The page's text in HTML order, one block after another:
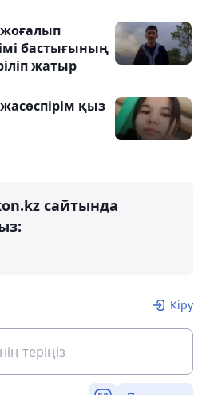
бастығының
жатыр
қыз
сайтында
Кіру